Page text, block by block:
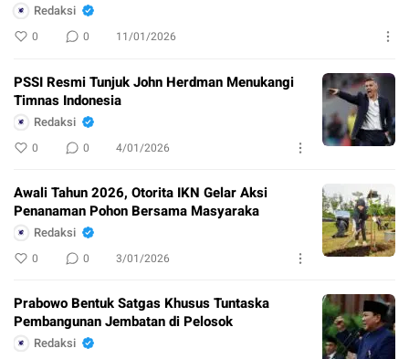
Redaksi
0 0 11/01/2026
PSSI Resmi Tunjuk John Herdman Menukangi
Timnas Indonesia
Redaksi
0 0 4/01/2026
Awali Tahun 2026, Otorita IKN Gelar Aksi
Penanaman Pohon Bersama Masyaraka
Redaksi
0 0 3/01/2026
Prabowo Bentuk Satgas Khusus Tuntaska
Pembangunan Jembatan di Pelosok
Redaksi